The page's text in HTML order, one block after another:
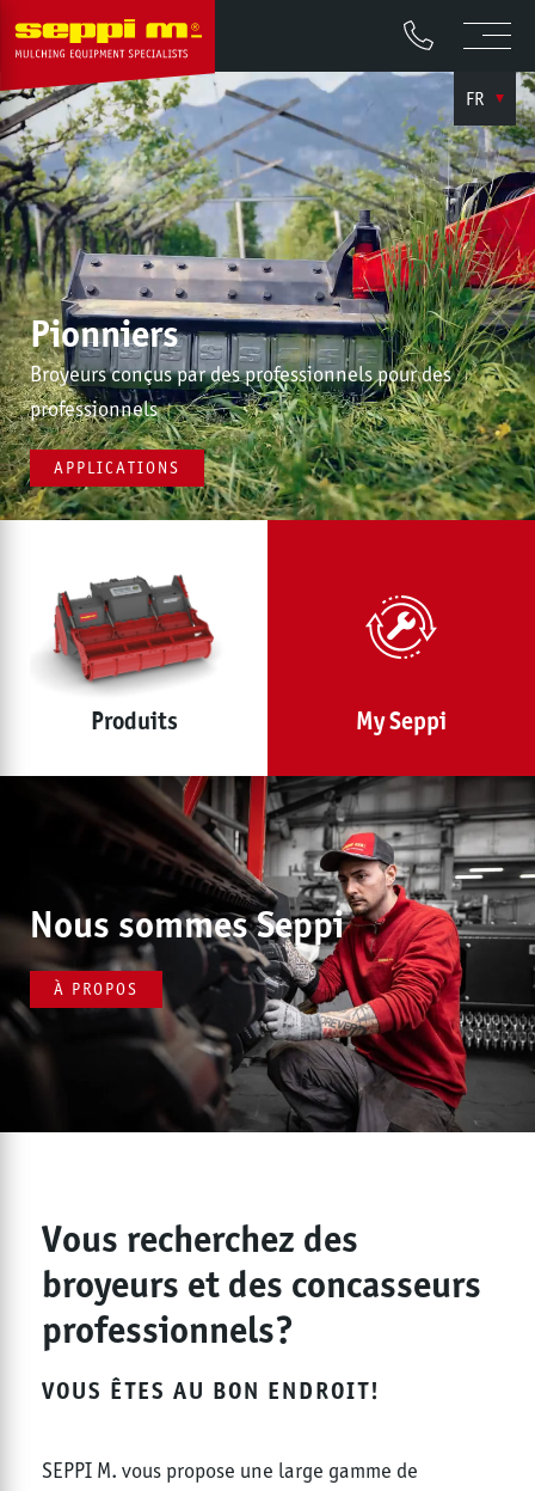
FR
Pionniers
Broyeurs conçus par des professionnels pour des
professionnels
APPLICATIONS
Produits My Seppi
Nous sommes Seppi
À PROPOS
Vous recherchez des
broyeurs et des concasseurs
professionnels?
VOUS ÊTES AU BON ENDROIT!
SEPPI M. vous propose une large gamme de